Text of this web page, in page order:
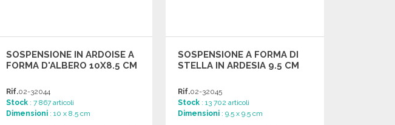
SOSPENSIONE IN ARDOISE A
FORMA D'ALBERO 10X8.5 CM
Rif.02-32044
Stock : 7 867 articoli
Dimensioni : 10 x 8.5 cm
SOSPENSIONE A FORMA DI
STELLA IN ARDESIA 9.5 CM
Rif.02-32045
Stock : 13 702 articoli
Dimensioni : 9.5 x 9.5 cm